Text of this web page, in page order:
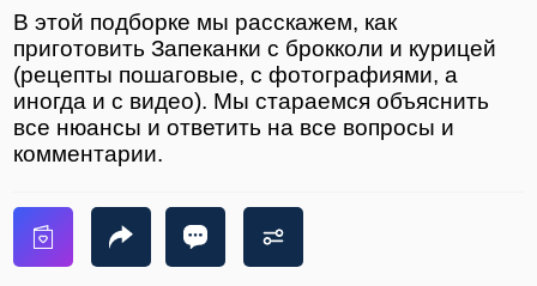
В этой подборке мы расскажем, как
приготовить Запеканки с брокколи и курицей
(рецепты пошаговые, с фотографиями, а
иногда и с видео). Мы стараемся объяснить
все нюансы и ответить на все вопросы и
комментарии.